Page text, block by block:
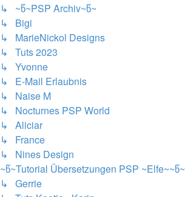
↳ ~წ~PSP Archiv~წ~
↳ Bigi
↳ MarieNickol Designs
↳ Tuts 2023
↳ Yvonne
↳ E-Mail Erlaubnis
↳ Naise M
↳ Nocturnes PSP World
↳ Aliciar
↳ France
↳ Nines Design
~წ~Tutorial Übersetzungen PSP ~Elfe~~წ~
↳ Gerrie